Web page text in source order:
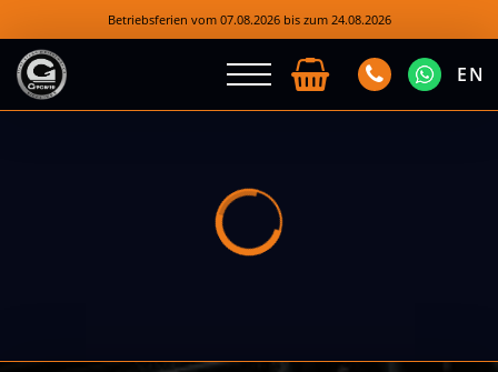
Betriebsferien vom 07.08.2026 bis zum 24.08.2026
EN